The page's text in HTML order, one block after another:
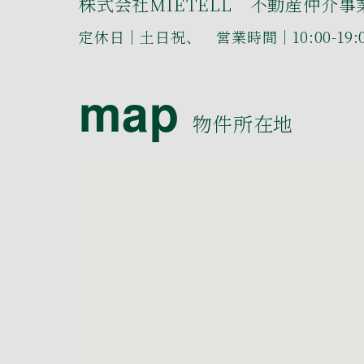
定休日｜土日祝、 営業時間｜10:00-
map物件所在地